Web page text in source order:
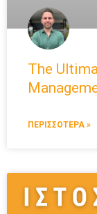
The
ΠΕΡΙΣΣΟΤΕΡΑ »